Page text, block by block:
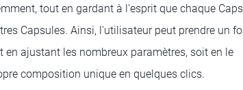
tout en gardant à l'esprit que chaque
Capsules. Ainsi, l'utilisateur peut prendre un
ajustant les nombreux paramètres, soit en le
composition unique en quelques clics.